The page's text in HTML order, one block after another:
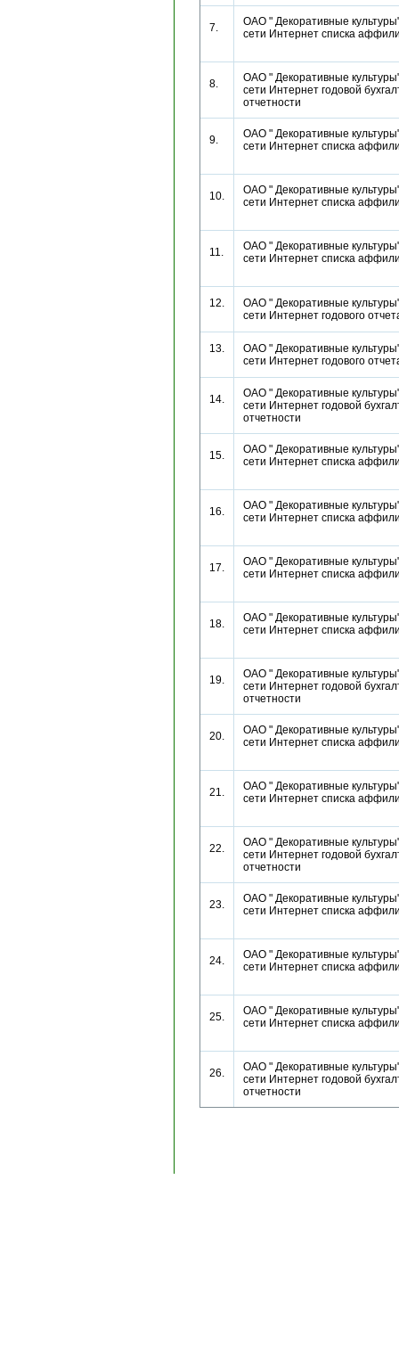
7.
ОАО " Декоративные
сети Интернет списка
8.
ОАО " Декоративные
сети Интернет годовой
отчетности
9.
ОАО " Декоративные
сети Интернет списка
10.
ОАО " Декоративные
сети Интернет списка
11.
ОАО " Декоративные
сети Интернет списка
12.
ОАО " Декоративные
сети Интернет годового
13.
ОАО " Декоративные
сети Интернет годового
14.
ОАО " Декоративные
сети Интернет годовой
отчетности
15.
ОАО " Декоративные
сети Интернет списка
16.
ОАО " Декоративные
сети Интернет списка
17.
ОАО " Декоративные
сети Интернет списка
18.
ОАО " Декоративные
сети Интернет списка
19.
ОАО " Декоративные
сети Интернет годовой
отчетности
20.
ОАО " Декоративные
сети Интернет списка
21.
ОАО " Декоративные
сети Интернет списка
22.
ОАО " Декоративные
сети Интернет годовой
отчетности
23.
ОАО " Декоративные
сети Интернет списка
24.
ОАО " Декоративные
сети Интернет списка
25.
ОАО " Декоративные
сети Интернет списка
26.
ОАО " Декоративные
сети Интернет годовой
отчетности